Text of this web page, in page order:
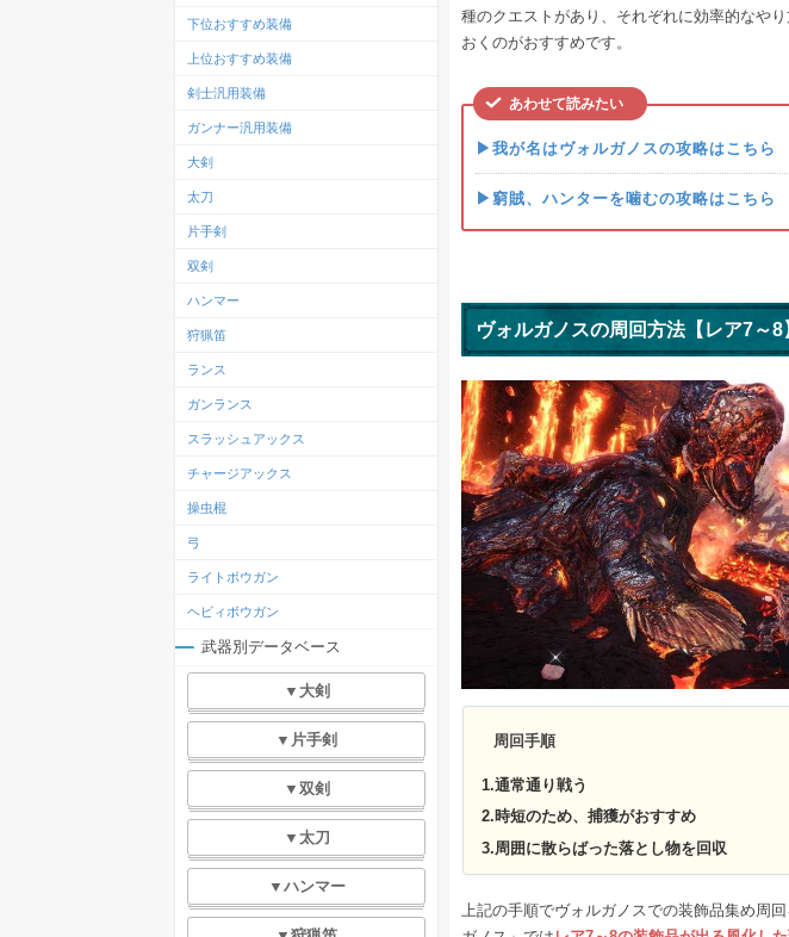
種のクエストがあり、それぞれに効率的なや
おくのがおすすめです。
あわせて読みたい
▶我が名はヴォルガノスの攻略はこちら
▶窮賊、ハンターを噛むの攻略はこちら
ヴォルガノスの周回方法【レア7～8
周回手順
1.通常通り戦う
2.時短のため、捕獲がおすすめ
3.周囲に散らばった落とし物を回収
上記の手順でヴォルガノスでの装飾品集め周
下位おすすめ装備
上位おすすめ装備
剣士汎用装備
ガンナー汎用装備
大剣
太刀
片手剣
双剣
ハンマー
狩猟笛
ランス
ガンランス
スラッシュアックス
チャージアックス
操虫棍
弓
ライトボウガン
ヘビィボウガン
武器別データベース
▼大剣
▼片手剣
▼双剣
▼太刀
▼ハンマー